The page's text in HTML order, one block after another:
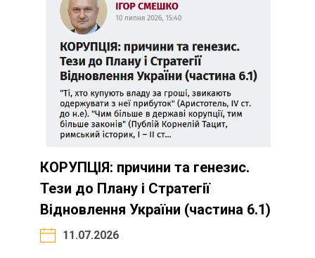
КОРУПЦІЯ: причини та генезис.
Тези до Плану і Стратегії
Відновлення України (частина 6.1)
11.07.2026